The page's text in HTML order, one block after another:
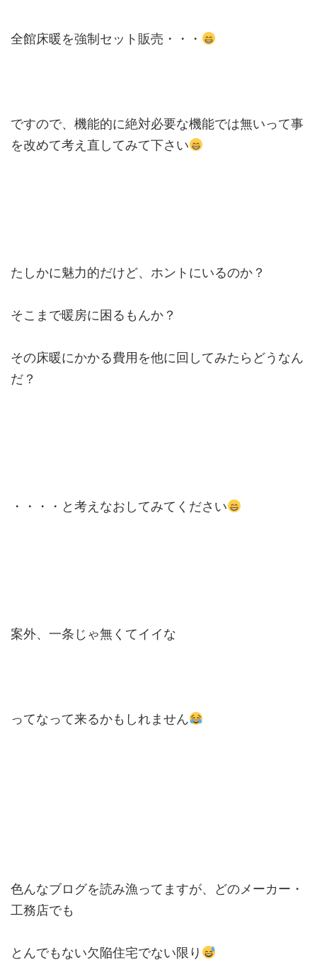
全館床暖を強制セット販売・・・
ですので、機能的に絶対必要な機能では無いって事
を改めて考え直してみて下さい
たしかに魅力的だけど、ホントにいるのか？
そこまで暖房に困るもんか？
その床暖にかかる費用を他に回してみたらどうなん
だ？
・・・・と考えなおしてみてください
案外、一条じゃ無くてイイな
ってなって来るかもしれません
色んなブログを読み漁ってますが、どのメーカー・
工務店でも
とんでもない欠陥住宅でない限り